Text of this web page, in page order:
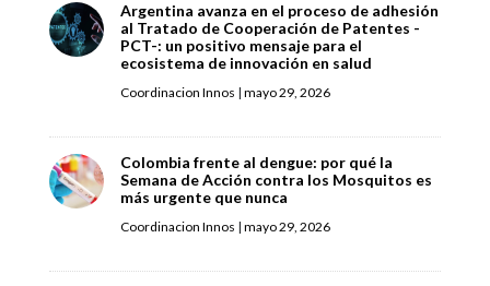
Argentina avanza en el proceso de adhesión
al Tratado de Cooperación de Patentes -
PCT-: un positivo mensaje para el
ecosistema de innovación en salud
Coordinacion Innos | mayo 29, 2026
Colombia frente al dengue: por qué la
Semana de Acción contra los Mosquitos es
más urgente que nunca
Coordinacion Innos | mayo 29, 2026